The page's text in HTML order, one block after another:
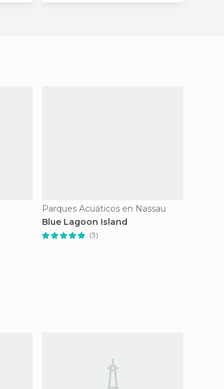
Parques Acuáticos en Nassau
Blue Lagoon Island
(3)